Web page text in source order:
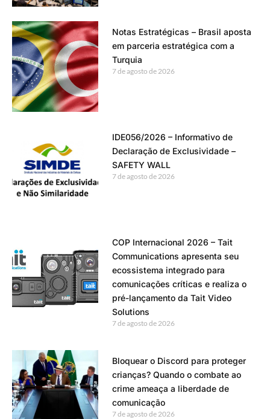
Notas Estratégicas – Brasil aposta
em parceria estratégica com a
Turquia
7 de agosto de 2026
IDE056/2026 – Informativo de
Declaração de Exclusividade –
SAFETY WALL
7 de agosto de 2026
COP Internacional 2026 – Tait
Communications apresenta seu
ecossistema integrado para
comunicações críticas e realiza o
pré-lançamento da Tait Video
Solutions
7 de agosto de 2026
Bloquear o Discord para proteger
crianças? Quando o combate ao
crime ameaça a liberdade de
comunicação
7 de agosto de 2026